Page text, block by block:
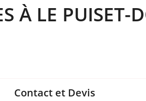
À LE PUISET-
Contact et Devis